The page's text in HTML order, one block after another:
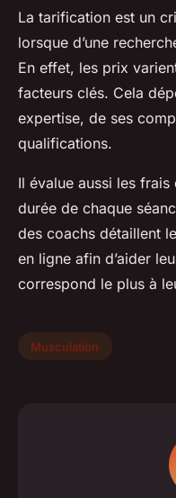
La tarification est un
lorsque d’une
En effet, les prix
facteurs clés. Cela
expertise, de ses
qualifications.
Il évalue aussi les
durée de chaque
des coachs détaillent
en ligne afin d’aider
correspond le plus à
Musculation